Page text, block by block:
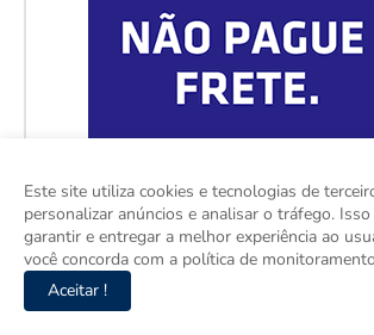
Este site utiliza cookies e tecnologias de
personalizar anúncios e analisar o tráfego.
garantir e entregar a melhor experiência ao
você concorda com a política de
Aceitar !